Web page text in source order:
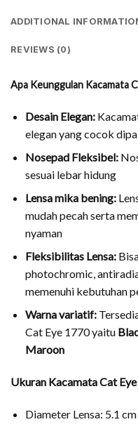
ADDITIONAL
REVIEWS (0)
Apa Keunggulan Kacamata
Desain Elegan:
elegan yang cocok
Nosepad Fleksibel:
sesuai lebar hidung
Lensa mika bening:
mudah pecah serta
nyaman
Fleksibilitas Lensa:
photochromic,
memenuhi kebutuhan
Warna variatif:
Cat Eye 1770 yaitu
Maroon
Ukuran Kacamata Cat
Diameter Lensa: 5.1 cm